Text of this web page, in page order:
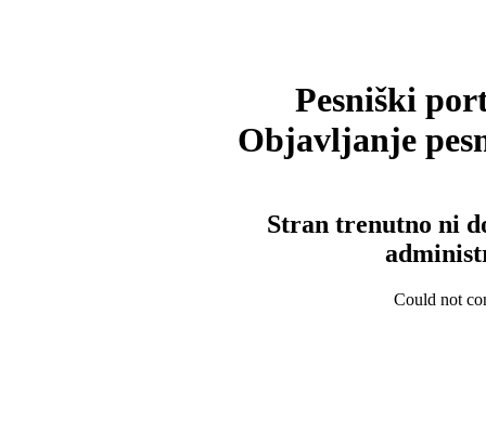
Pesniški
Objavljanje
Stran trenutno ni
Could not